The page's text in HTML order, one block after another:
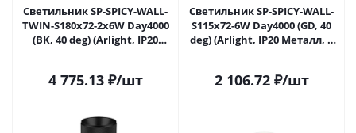
Светильник SP-SPICY-WALL-
TWIN-S180x72-2x6W Day4000
(BK, 40 deg) (Arlight, IP20
4 775.13₽/шт
Светильник SP-SPICY-WALL-
S115x72-6W Day4000 (GD, 40
deg) (Arlight, IP20 Металл, 3
2 106.72₽/шт